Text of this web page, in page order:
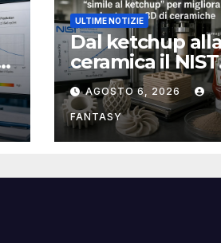
ULTIME NOTIZIE
Dal ketchup
ceramica il NIST
studia la
per rendere più
affidabile la
3D
AGOSTO 6, 2026
FANTASY